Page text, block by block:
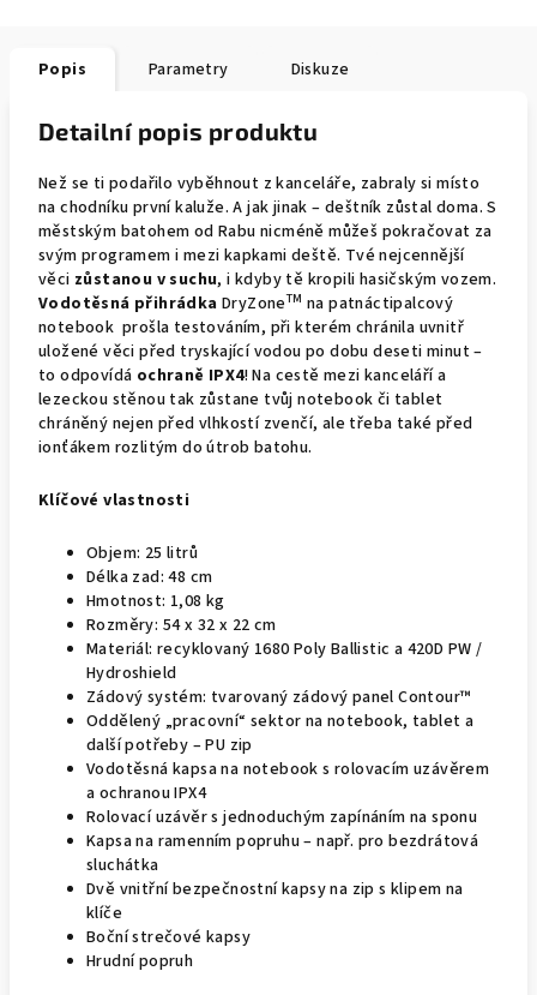
Popis Parametry Diskuze
Detailní popis produktu
Než se ti podařilo vyběhnout z kanceláře, zabraly si místo
na chodníku první kaluže. A jak jinak – deštník zůstal doma. S
městským batohem od Rabu nicméně můžeš pokračovat za
svým programem i mezi kapkami deště. Tvé nejcennější
věci zůstanou v suchu, i kdyby tě kropili hasičským vozem.
Vodotěsná přihrádka DryZoneTM na patnáctipalcový
notebook prošla testováním, při kterém chránila uvnitř
uložené věci před tryskající vodou po dobu deseti minut –
to odpovídá ochraně IPX4! Na cestě mezi kanceláří a
lezeckou stěnou tak zůstane tvůj notebook či tablet
chráněný nejen před vlhkostí zvenčí, ale třeba také před
ionťákem rozlitým do útrob batohu.
Klíčové vlastnosti
Objem: 25 litrů
Délka zad: 48 cm
Hmotnost: 1,08 kg
Rozměry: 54 x 32 x 22 cm
Materiál: recyklovaný 1680 Poly Ballistic a 420D PW /
Hydroshield
Zádový systém: tvarovaný zádový panel Contour™
Oddělený „pracovní“ sektor na notebook, tablet a
další potřeby – PU zip
Vodotěsná kapsa na notebook s rolovacím uzávěrem
a ochranou IPX4
Rolovací uzávěr s jednoduchým zapínáním na sponu
Kapsa na ramenním popruhu – např. pro bezdrátová
sluchátka
Dvě vnitřní bezpečnostní kapsy na zip s klipem na
klíče
Boční strečové kapsy
Hrudní popruh